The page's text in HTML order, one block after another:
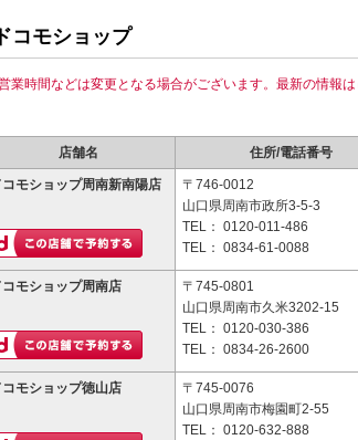
ドコモショップ
業時間などは変更となる場合がございます。最新の情報は
店舗名 住所/電話番号
コモショップ周南新南陽店
〒746-0012
山口県周南市政所3-5-3
TEL： 0120-011-486
TEL： 0834-61-0088
コモショップ周南店
〒745-0801
山口県周南市久米3202-15
TEL： 0120-030-386
TEL： 0834-26-2600
コモショップ徳山店
〒745-0076
山口県周南市梅園町2-55
TEL： 0120-632-888